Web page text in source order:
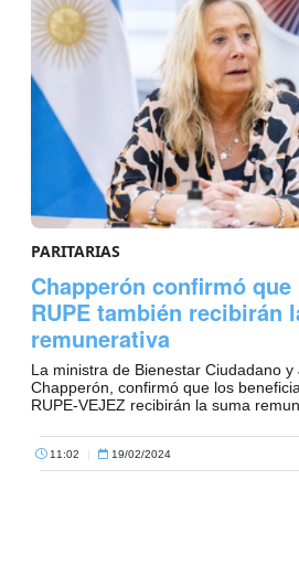
PARITARIAS
Chapperón confirmó
RUPE también recibirán
remunerativa
La ministra de Bienestar Ciudadano y
Chapperón, confirmó que los
RUPE-VEJEZ recibirán la suma
11:02 | 19/02/2024